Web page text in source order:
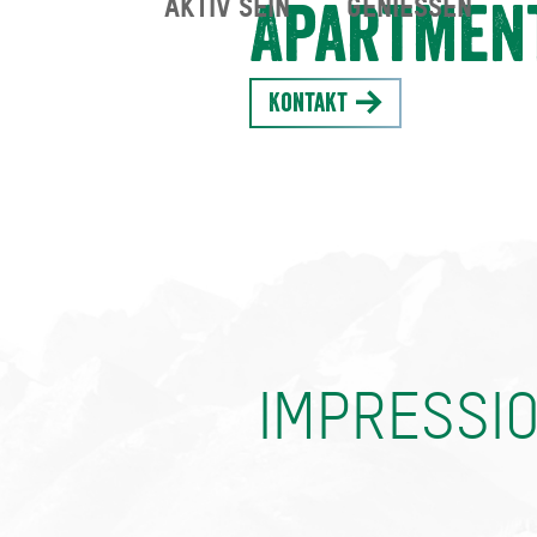
Kontakt
AKTIV SEIN GENIESSEN